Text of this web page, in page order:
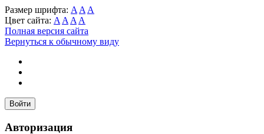
Размер шрифта: A A A
Цвет сайта: A A A A
Полная версия сайта
Вернуться к обычному виду
Войти
Авторизация